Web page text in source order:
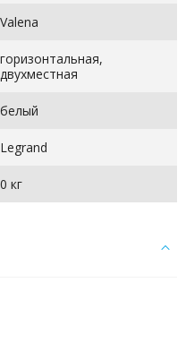
Valena
горизонтальная,
двухместная
белый
Legrand
0 кг